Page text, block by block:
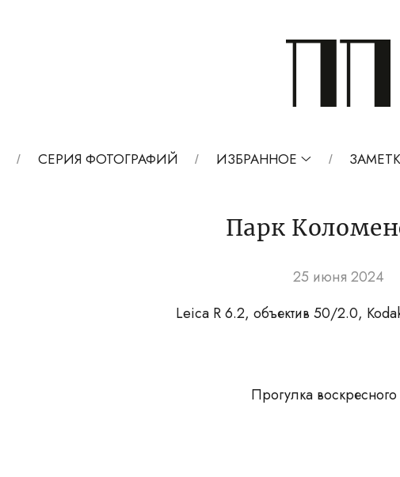
СЕРИЯ ФОТОГРАФИЙ ИЗБРАННОЕ
Парк
25 июня 2024
Leica R 6.2, объектив 50/2.0,
Прогулка